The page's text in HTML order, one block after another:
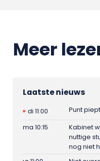
Meer
Laatste nieuws
di 11:00
Punt
ma 10:15
Kabinet
nuttige
nog niet